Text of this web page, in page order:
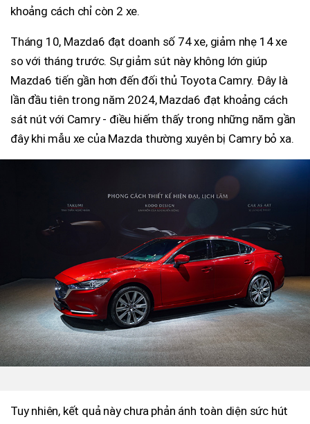
khoảng cách chỉ còn 2 xe.
Tháng 10, Mazda6 đạt doanh số 74 xe, giảm nhẹ 14 xe
so với tháng trước. Sự giảm sút này không lớn giúp
Mazda6 tiến gần hơn đến đối thủ Toyota Camry. Đây là
lần đầu tiên trong năm 2024, Mazda6 đạt khoảng cách
sát nút với Camry - điều hiếm thấy trong những năm gần
đây khi mẫu xe của Mazda thường xuyên bị Camry bỏ xa.
Tuy nhiên, kết quả này chưa phản ánh toàn diện sức hút